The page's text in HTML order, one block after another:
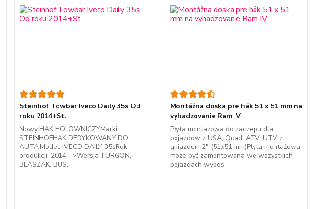
Steinhof Towbar Iveco Daily 35s Od
roku 2014+St.
Nowy HAK HOLOWNICZYMarki
STEINHOFHAK DEDYKOWANY DO
AUTA:Model: IVECO DAILY 35sRok
produkcji: 2014-->Wersja: FURGON,
BLASZAK, BUS,
Montážna doska pre hák 51 x 51 mm na
vyhadzovanie Ram IV
Płyta montażowa do zaczepu dla
pojazdów z USA, Quad, ATV, UTV z
gniazdem 2" (51x51 mm)Płyta montażowa
może być zamontowana we wszystkich
pojazdach wypos